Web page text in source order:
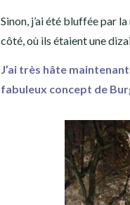
Sinon, j’ai été bluffée par
côté, où ils étaient une
J’ai très hâte
fabuleux concept de